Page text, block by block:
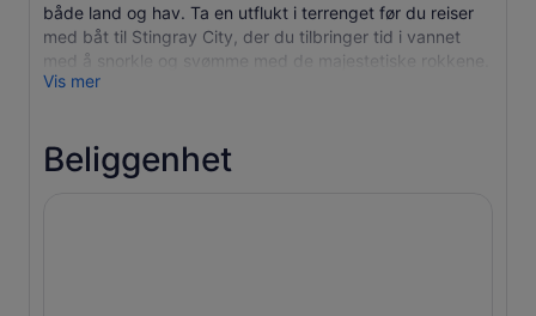
både land og hav. Ta en utflukt i terrenget før du reiser
med båt til Stingray City, der du tilbringer tid i vannet
med å snorkle og svømme med de majestetiske rokkene.
Turen begynner på Antiguas nordkyst, der du setter deg
Hope Plantation. Denne sukkerplantasjen fra 1600-tallet,
som nå fungerer som museum, gir et interessant innblikk i
Vis mer
Beliggenhet